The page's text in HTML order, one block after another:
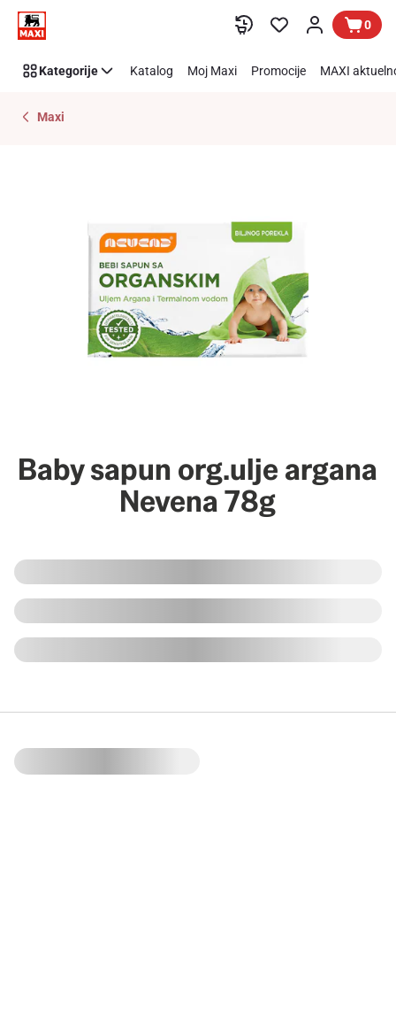
Preskoči link 0
Kategorije Katalog Moj Maxi Promocije MAXI
Maxi
Baby sapun org.ulje argana
Nevena 78g